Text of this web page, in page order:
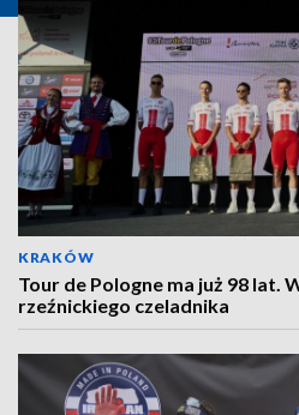
KRAKÓW
Tour de Pologne ma już 98 lat.
rzeźnickiego czeladnika